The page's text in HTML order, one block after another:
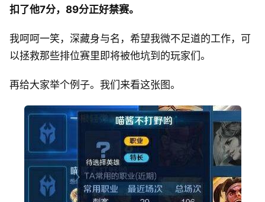
扣了他7分，89分正好禁赛。
我呵呵一笑，深藏身与名，希望我微不足道的工作，可
以拯救那些排位赛里即将被他坑到的玩家们。
再给大家举个例子。我们来看这张图。